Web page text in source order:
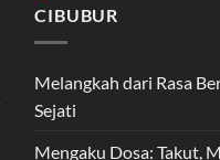
CIBUBUR
Melangkah dari Rasa
Sejati
Mengaku Dosa: Takut,